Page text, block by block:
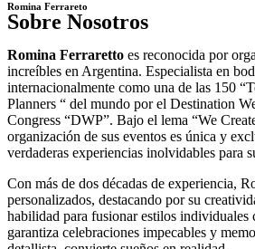
Romina Ferrareto
Sobre Nosotros
Romina Ferraretto es reconocida por
increíbles en Argentina. Especialista en
internacionalmente como una de las 150
Planners “ del mundo por el Destination
Congress “DWP”. Bajo el lema “We
organización de sus eventos es única y
verdaderas experiencias inolvidables para
Con más de dos décadas de experiencia,
personalizados, destacando por su
habilidad para fusionar estilos individuales
garantiza celebraciones impecables y